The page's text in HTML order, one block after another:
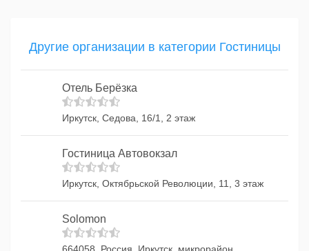
Другие организации в категории Гостиницы
Отель Берёзка
Иркутск, Седова, 16/1, 2 этаж
Гостиница Автовокзал
Иркутск, Октябрьской Революции, 11, 3 этаж
Solomon